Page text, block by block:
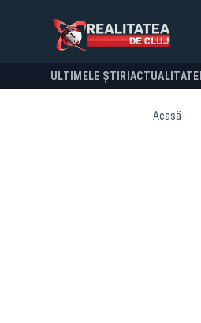
ULTIMELE ȘTIRI ACTUALITATE
Acasă